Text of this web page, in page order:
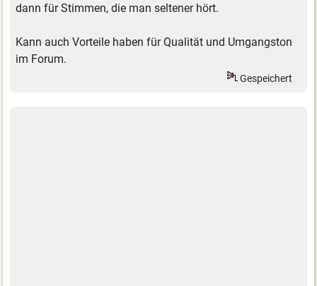
dann für Stimmen, die man seltener hört.
Kann auch Vorteile haben für Qualität und Umgangston
im Forum.
Gespeichert